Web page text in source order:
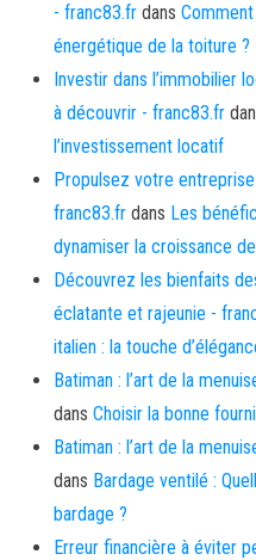
- franc83.fr dans
énergétique de la toiture ?
Investir dans l’immobilier
à découvrir - franc83.fr
l’investissement locatif
Propulsez votre
franc83.fr dans Les
dynamiser la croissance
Découvrez les bienfaits
éclatante et rajeunie -
italien : la touche
Batiman : l’art de la
dans Choisir la bonne
Batiman : l’art de la
dans Bardage ventilé :
bardage ?
Erreur financière à éviter